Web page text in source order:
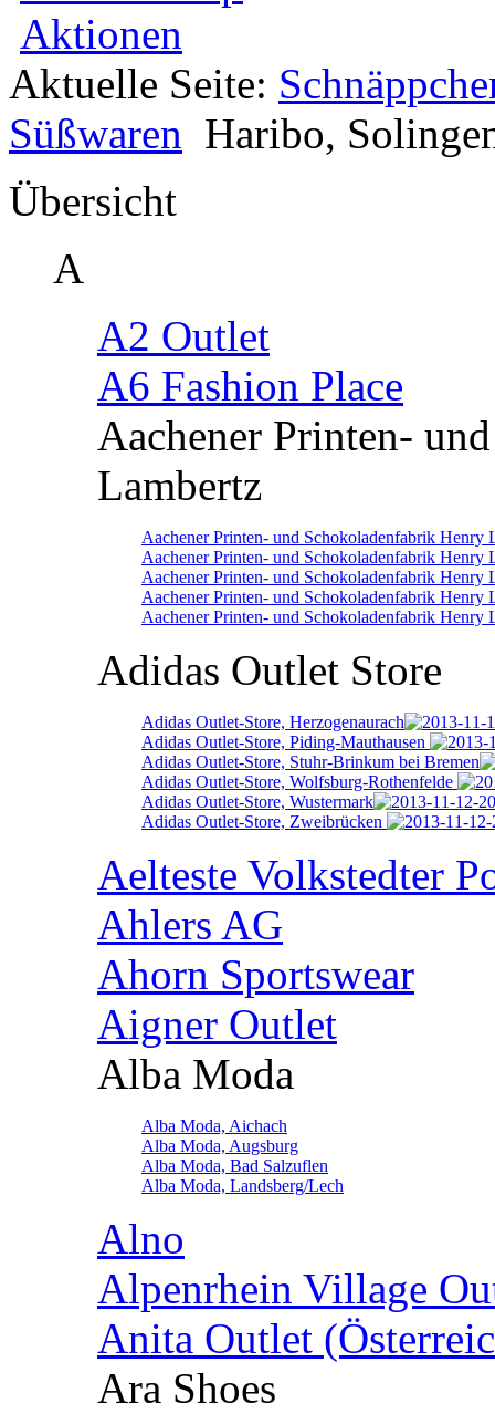
Aktionen
Aktuelle Seite:
Süßwaren Haribo,
Übersicht
A
A2 Outlet
A6 Fashion Place
Aachener Printen-
Lambertz
Aachener Printen- und Schokoladenfabrik Henry
Aachener Printen- und Schokoladenfabrik Henry
Aachener Printen- und Schokoladenfabrik Henry
Aachener Printen- und Schokoladenfabrik Henry
Aachener Printen- und Schokoladenfabrik Henry
Adidas Outlet Store
Adidas Outlet-Store, Herzogenaurach
Adidas Outlet-Store, Piding-Mauthausen
Adidas Outlet-Store, Stuhr-Brinkum bei Bremen
Adidas Outlet-Store, Wolfsburg-Rothenfelde
Adidas Outlet-Store, Wustermark
Adidas Outlet-Store, Zweibrücken
Aelteste Volkstedter
Ahlers AG
Ahorn Sportswear
Aigner Outlet
Alba Moda
Alba Moda, Aichach
Alba Moda, Augsburg
Alba Moda, Bad Salzuflen
Alba Moda, Landsberg/Lech
Alno
Alpenrhein Village
Anita Outlet
Ara Shoes